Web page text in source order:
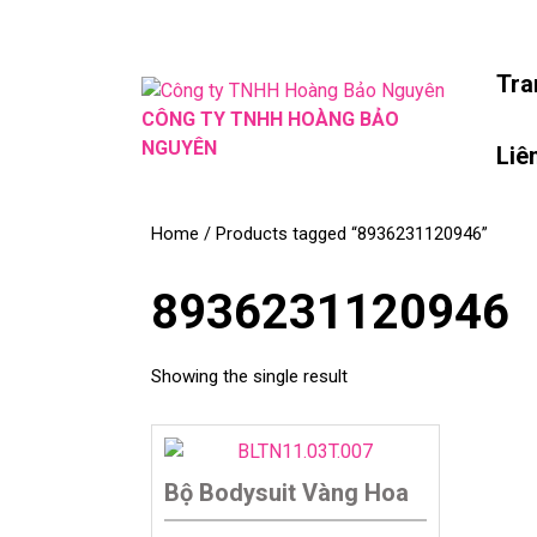
CÔNG TY TNHH HOÀNG BẢO
NGUYÊN
Home / Products tagged “8936231120946”
8936231120946
Showing the single result
Bộ Bodysuit Vàng Hoa